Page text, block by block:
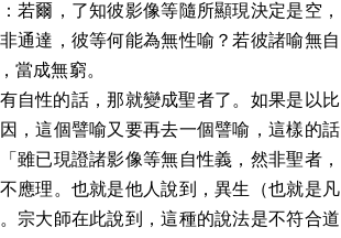
若爾，了知彼影像等隨所顯現決定是空，
通達，彼等何能為無性喻？若彼諸喻無自
當成無窮。
自性的話，那就變成聖者了。如果是以比
，這個譬喻又要再去一個譬喻，這樣的話
雖已現證諸影像等無自性義，然非聖者，
應理。也就是他人說到，異生（也就是凡
宗大師在此說到，這種的說法是不符合道